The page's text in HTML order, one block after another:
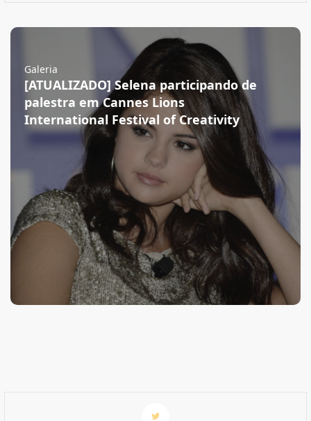
Galeria
[ATUALIZADO] Selena participando de
palestra em Cannes Lions
International Festival of Creativity